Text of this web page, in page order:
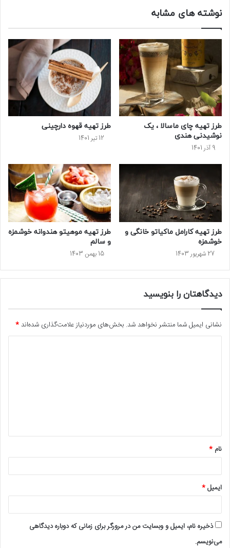
نوشته های مشابه
طرز تهیه چای ماسالا ، یک
نوشیدنی هندی
9 آذر 1401
طرز تهیه قهوه دارچینی
12 تیر 1401
طرز تهیه کارامل ماکیاتو خانگی و
خوشمزه
27 شهریور 1403
طرز تهیه موهیتو هندوانه خوشمزه
و سالم
15 بهمن 1403
دیدگاهتان را بنویسید
نشانی ایمیل شما منتشر نخواهد شد. بخش‌های موردنیاز علامت‌گذاری شده‌اند*
*
نام *
ایمیل*
ذخیره نام، ایمیل و وبسایت من در مرورگر برای زمانی که دوباره دیدگاهی
می‌نویسم.